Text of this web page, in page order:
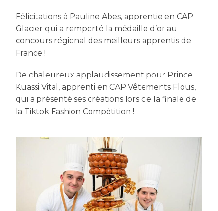
Félicitations à Pauline Abes, apprentie en CAP
Glacier qui a remporté la médaille d’or au
concours régional des meilleurs apprentis de
France !
De chaleureux applaudissement pour Prince
Kuassi Vital, apprenti en CAP Vêtements Flous,
qui a présenté ses créations lors de la finale de
la Tiktok Fashion Compétition !